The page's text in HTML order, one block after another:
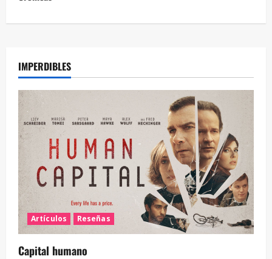
IMPERDIBLES
Artículos Reseñas
Capital humano